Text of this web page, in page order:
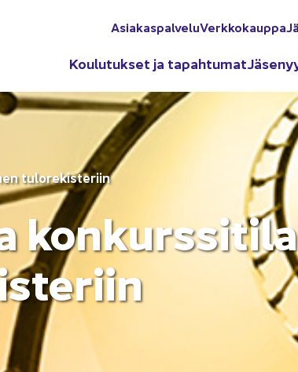
Asia­kas­pal­ve­luVerk­ko­kaup­pa
Kou­lu­tuk­set ja ta­pah­tu­mat
tu­lo­re­kis­te­riin